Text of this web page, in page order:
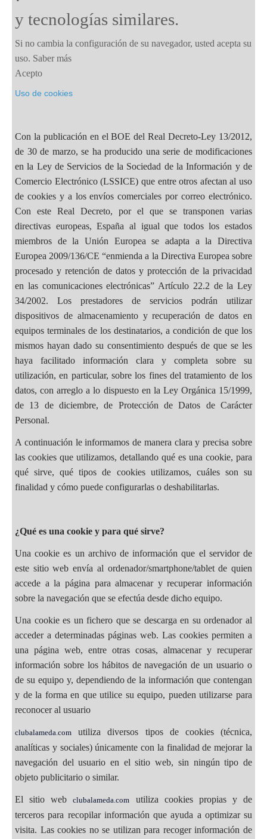
y tecnologías similares.
Si no cambia la configuración de su navegador, usted acepta su
uso. Saber más
Acepto
Uso de cookies
Con la publicación en el BOE del Real Decreto-Ley 13/2012,
de 30 de marzo, se ha producido una serie de modificaciones
en la Ley de Servicios de la Sociedad de la Información y de
Comercio Electrónico (LSSICE) que entre otros afectan al uso
de cookies y a los envíos comerciales por correo electrónico.
Con este Real Decreto, por el que se transponen varias
directivas europeas, España al igual que todos los estados
miembros de la Unión Europea se adapta a la Directiva
Europea 2009/136/CE “enmienda a la Directiva Europea sobre
procesado y retención de datos y protección de la privacidad
en las comunicaciones electrónicas” Artículo 22.2 de la Ley
34/2002. Los prestadores de servicios podrán utilizar
dispositivos de almacenamiento y recuperación de datos en
equipos terminales de los destinatarios, a condición de que los
mismos hayan dado su consentimiento después de que se les
haya facilitado información clara y completa sobre su
utilización, en particular, sobre los fines del tratamiento de los
datos, con arreglo a lo dispuesto en la Ley Orgánica 15/1999,
de 13 de diciembre, de Protección de Datos de Carácter
Personal.
A continuación le informamos de manera clara y precisa sobre
las cookies que utilizamos, detallando qué es una cookie, para
qué sirve, qué tipos de cookies utilizamos, cuáles son su
finalidad y cómo puede configurarlas o deshabilitarlas.
¿Qué es una cookie y para qué sirve?
Una cookie es un archivo de información que el servidor de
este sitio web envía al ordenador/smartphone/tablet de quien
accede a la página para almacenar y recuperar información
sobre la navegación que se efectúa desde dicho equipo.
Una cookie es un fichero que se descarga en su ordenador al
acceder a determinadas páginas web. Las cookies permiten a
una página web, entre otras cosas, almacenar y recuperar
información sobre los hábitos de navegación de un usuario o
de su equipo y, dependiendo de la información que contengan
y de la forma en que utilice su equipo, pueden utilizarse para
reconocer al usuario
clubalameda.com utiliza diversos tipos de cookies (técnica,
analíticas y sociales) únicamente con la finalidad de mejorar la
navegación del usuario en el sitio web, sin ningún tipo de
objeto publicitario o similar.
El sitio webclubalameda.com utiliza cookies propias y de
terceros para recopilar información que ayuda a optimizar su
visita. Las cookies no se utilizan para recoger información de